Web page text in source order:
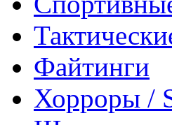
Файтинги
Хорроры /